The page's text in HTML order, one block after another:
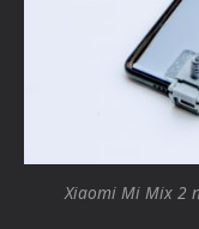
Xiaomi Mi Mix 2